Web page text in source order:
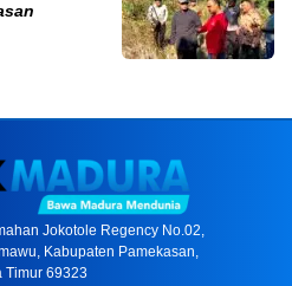
Jokotole Regency No.02,
Kabupaten Pamekasan,
Timur 69323